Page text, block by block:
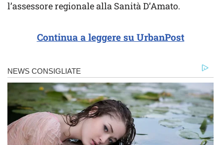
l’assessore regionale alla Sanità D’Amato.
Continua a leggere su UrbanPost